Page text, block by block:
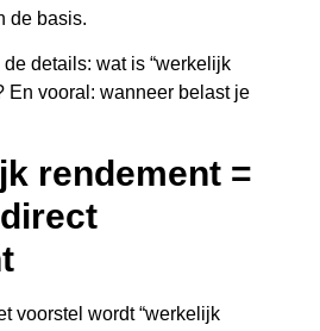
de basis.
details: wat is “werkelijk
En vooral: wanneer belast je
rendement =
voorstel wordt “werkelijk